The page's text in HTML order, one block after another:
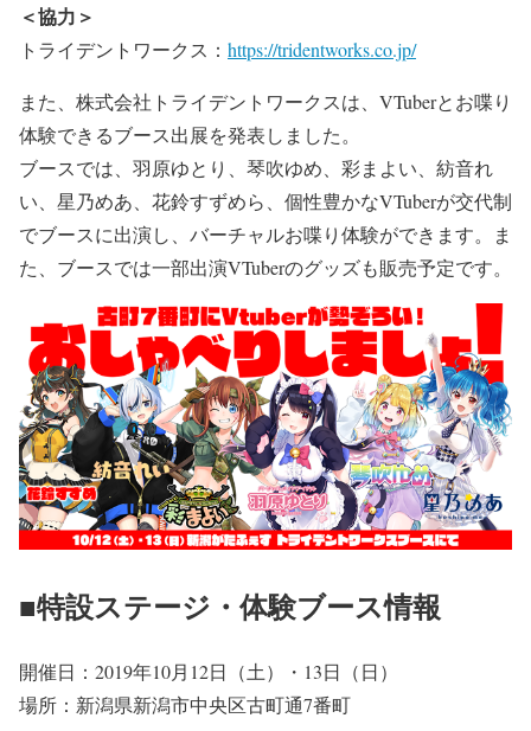
＜協力＞
トライデントワークス： https://tridentworks.co.jp/
また、株式会社トライデントワークスは、VTuberとお喋り
体験できるブース出展を発表しました。
ブースでは、羽原ゆとり、琴吹ゆめ、彩まよい、紡音れ
い、星乃めあ、花鈴すずめら、個性豊かなVTuberが交代制
でブースに出演し、バーチャルお喋り体験ができます。ま
た、ブースでは一部出演VTuberのグッズも販売予定です。
■特設ステージ・体験ブース情報
開催日：2019年10月12日（土）・13日（日）
場所：新潟県新潟市中央区古町通7番町